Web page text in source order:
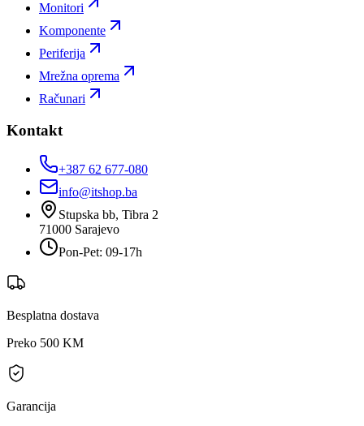
Monitori
Komponente
Periferija
Mrežna oprema
Računari
Kontakt
+387 62 677-080
info@itshop.ba
Stupska bb, Tibra 2
71000 Sarajevo
Pon-Pet: 09-17h
Besplatna dostava
Preko 500 KM
Garancija